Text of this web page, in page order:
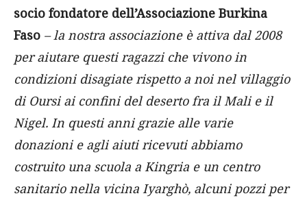
socio fondatore dell’Associazione Burkina
Faso – la nostra associazione è attiva dal 2008
per aiutare questi ragazzi che vivono in
condizioni disagiate rispetto a noi nel villaggio
di Oursi ai confini del deserto fra il Mali e il
Nigel. In questi anni grazie alle varie
donazioni e agli aiuti ricevuti abbiamo
costruito una scuola a Kingria e un centro
sanitario nella vicina Iyarghò, alcuni pozzi per